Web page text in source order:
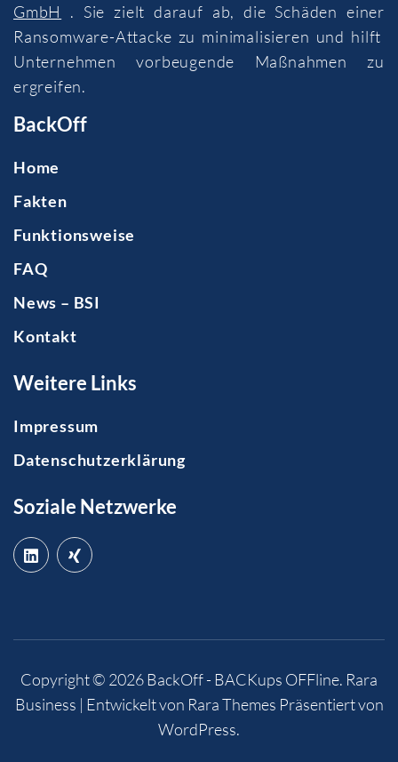
GmbH
. Sie zielt darauf ab, die Schäden einer
Ransomware-Attacke zu minimalisieren und hilft
Unternehmen vorbeugende Maßnahmen zu
ergreifen.
BackOff
Home
Fakten
Funktionsweise
FAQ
News – BSI
Kontakt
Weitere Links
Impressum
Datenschutzerklärung
Soziale Netzwerke
Copyright © 2026BackOff - BACKups OFFline. Rara
Business | Entwickelt von Rara Themes Präsentiert von
WordPress.